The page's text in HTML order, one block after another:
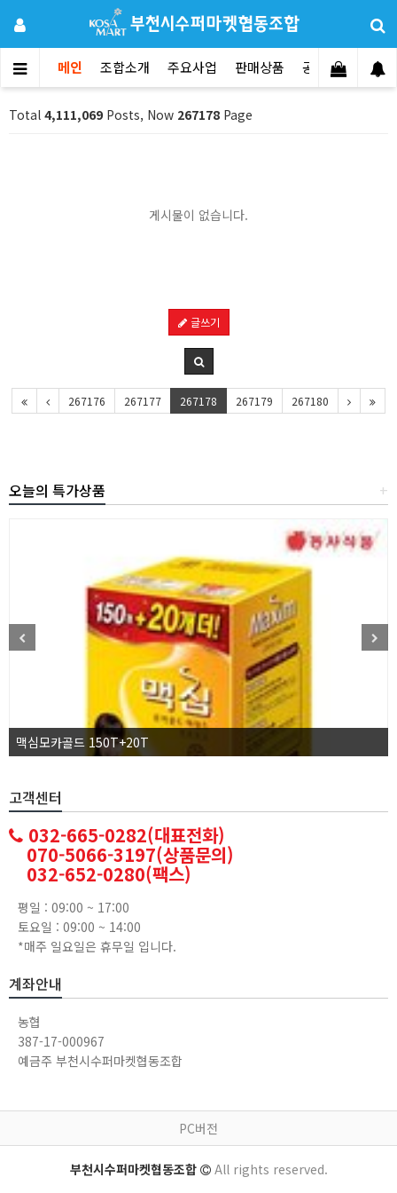
메인 조합소개 주요사업 판매상품 공지사항 문
Total 4,111,069 Posts, Now 267178 Page
게시물이 없습니다.
글쓰기
267176 267177 267178 267179 267180
+
오늘의 특가상품
맥심모카골드 150T+20T
고객센터
032-665-0282(대표전화)
070-5066-3197(상품문의)
032-652-0280(팩스)
평일 : 09:00 ~ 17:00
토요일 : 09:00 ~ 14:00
*매주 일요일은 휴무일 입니다.
계좌안내
농협
387-17-000967
예금주 부천시수퍼마켓협동조합
PC버전
부천시수퍼마켓협동조합 All rights reserved.